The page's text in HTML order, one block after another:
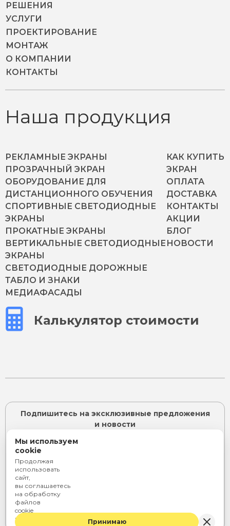
РЕШЕНИЯ
УСЛУГИ
ПРОЕКТИРОВАНИЕ
МОНТАЖ
О КОМПАНИИ
КОНТАКТЫ
Наша продукция
РЕКЛАМНЫЕ ЭКРАНЫ
ПРОЗРАЧНЫЙ ЭКРАН
ОБОРУДОВАНИЕ ДЛЯ
ДИСТАНЦИОННОГО ОБУЧЕНИЯ
СПОРТИВНЫЕ СВЕТОДИОДНЫЕ
ЭКРАНЫ
ПРОКАТНЫЕ ЭКРАНЫ
ВЕРТИКАЛЬНЫЕ СВЕТОДИОДНЫЕ
ЭКРАНЫ
СВЕТОДИОДНЫЕ ДОРОЖНЫЕ
ТАБЛО И ЗНАКИ
МЕДИАФАСАДЫ
КАК КУПИТЬ
ЭКРАН
ОПЛАТА
ДОСТАВКА
КОНТАКТЫ
АКЦИИ
БЛОГ
НОВОСТИ
Калькулятор стоимости
Подпишитесь на эксклюзивные предложения
и новости
Я согласен с
согласие наобработку персональных данных
Telegram
Rutube
ВКонтакте
Мы используем
cookie
Продолжая
использовать
сайт,
вы соглашаетесь
на обработку
файлов
cookie
и персональных
Принимаю